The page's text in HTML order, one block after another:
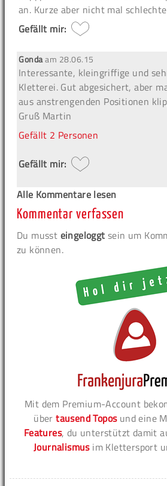
an. Kurze aber nicht mal
Gefällt mir:
Gondaam 28.06.15
Interessante, kleingriffige und
Kletterei. Gut abgesichert, aber
aus anstrengenden Positionen
Gruß Martin
Gefällt 2 Personen
Gefällt mir:
Alle Kommentare lesen
Kommentar verfassen
Du musst eingeloggt sein um
zu können.
Mit dem Premium-Account
übertausend Toposund eine
Features, du unterstützt damit
Journalismusim Klettersport